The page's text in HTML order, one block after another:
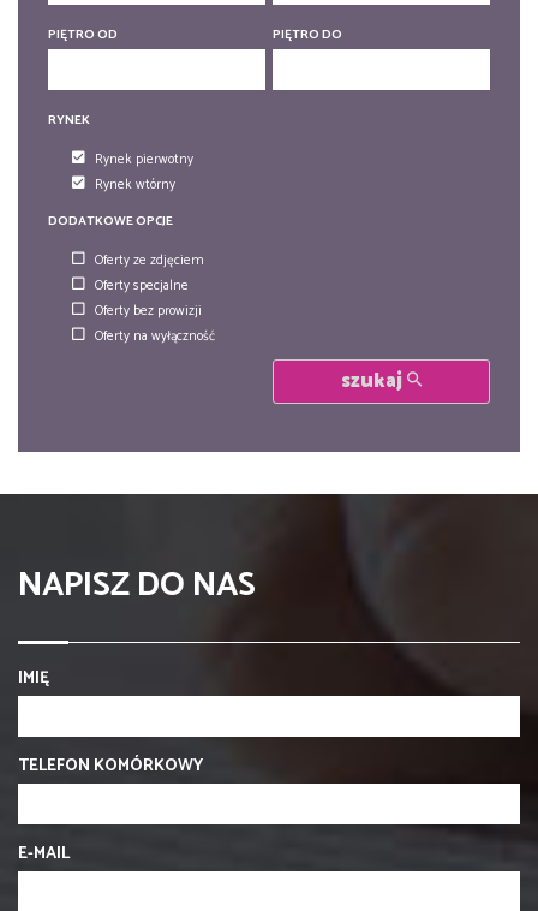
PIĘTRO OD PIĘTRO DO
RYNEK
Rynek pierwotny
Rynek wtórny
DODATKOWE OPCJE
Oferty ze zdjęciem
Oferty specjalne
Oferty bez prowizji
Oferty na wyłączność
szukaj
NAPISZ DO NAS
IMIĘ
TELEFON KOMÓRKOWY
E-MAIL